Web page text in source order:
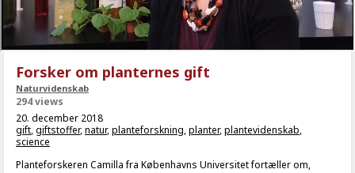
Forsker om planternes gift
Naturvidenskab
294 views
20. december 2018
gift,giftstoffer,natur,planteforskning,planter,plantevidenskab,
science
Planteforskeren Camilla fra Københavns Universitet fortæller om,